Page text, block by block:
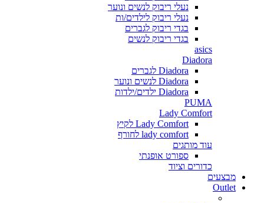
נעלי ריבוק לנשים ונוער
נעלי ריבוק לילדים/ות
בגדי ריבוק לגברים
בגדי ריבוק לנשים
asics
Diadora
Diadora לגברים
Diadora לנשים ונוער
Diadora ילדים/ילדות
PUMA
Lady Comfort
Lady Comfort לקיץ
lady comfort לחורף
עוד מותגים
ספורט אופנתי
כדורים וציוד
מבצעים
Outlet